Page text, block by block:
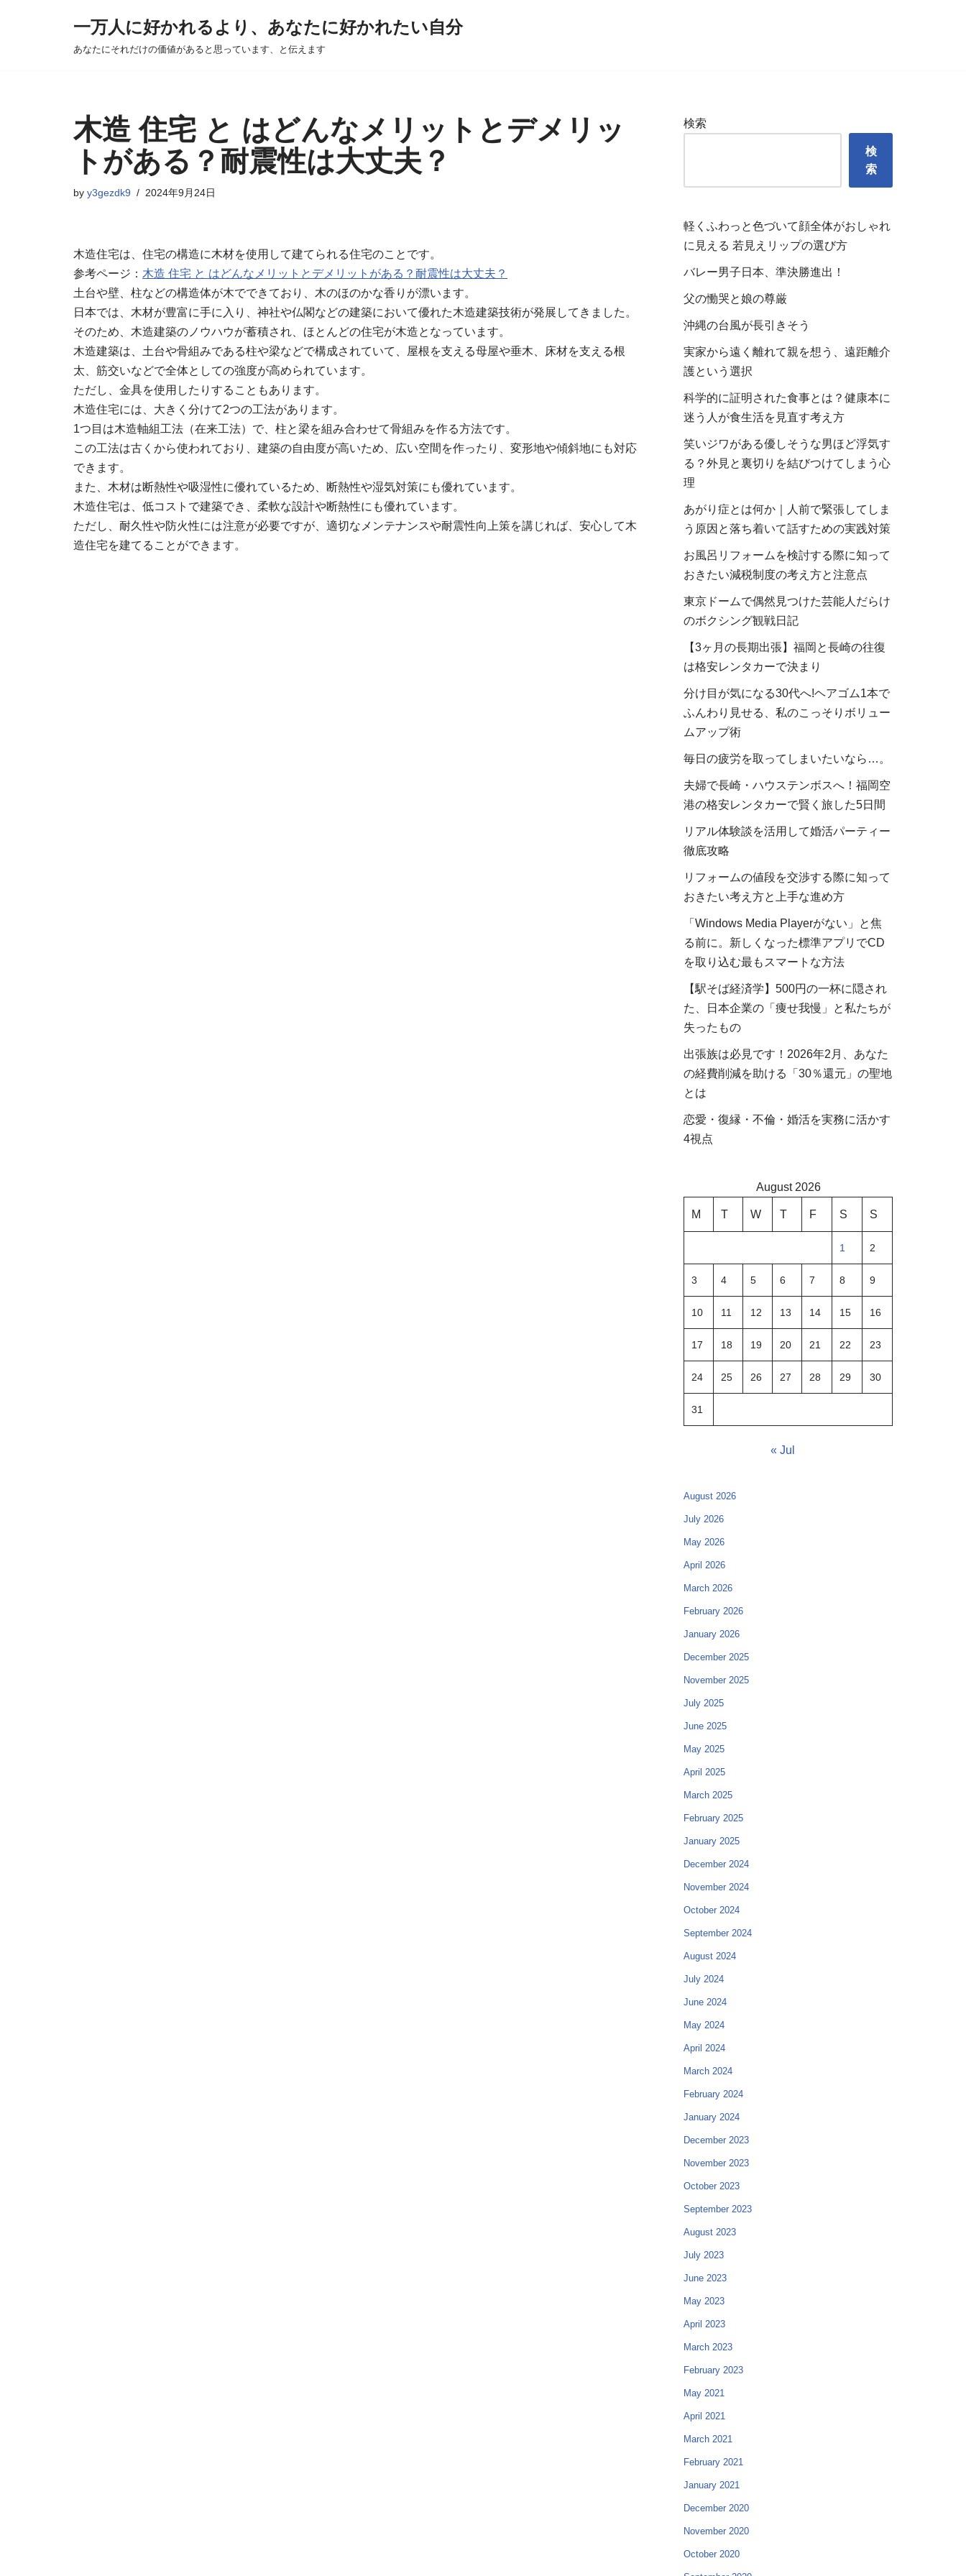
一万人に好かれるより、あなたに好かれたい自分
あなたにそれだけの価値があると思っています、と伝えます
木造 住宅 と はどんなメリットとデメリッ
トがある？耐震性は大丈夫？
by y3gezdk9 2024年9月24日
木造住宅は、住宅の構造に木材を使用して建てられる住宅のことです。
参考ページ： 木造 住宅 と はどんなメリットとデメリットがある？耐震性は大丈夫？
土台や壁、柱などの構造体が木でできており、木のほのかな香りが漂います。
日本では、木材が豊富に手に入り、神社や仏閣などの建築において優れた木造建築技術が発展してきました。
そのため、木造建築のノウハウが蓄積され、ほとんどの住宅が木造となっています。
木造建築は、土台や骨組みである柱や梁などで構成されていて、屋根を支える母屋や垂木、床材を支える根
太、筋交いなどで全体としての強度が高められています。
ただし、金具を使用したりすることもあります。
木造住宅には、大きく分けて2つの工法があります。
1つ目は木造軸組工法（在来工法）で、柱と梁を組み合わせて骨組みを作る方法です。
この工法は古くから使われており、建築の自由度が高いため、広い空間を作ったり、変形地や傾斜地にも対応
できます。
また、木材は断熱性や吸湿性に優れているため、断熱性や湿気対策にも優れています。
木造住宅は、低コストで建築でき、柔軟な設計や断熱性にも優れています。
ただし、耐久性や防火性には注意が必要ですが、適切なメンテナンスや耐震性向上策を講じれば、安心して木
造住宅を建てることができます。
検索
検
索
軽くふわっと色づいて顔全体がおしゃれ
に見える 若見えリップの選び方
バレー男子日本、準決勝進出！
父の慟哭と娘の尊厳
沖縄の台風が長引きそう
実家から遠く離れて親を想う、遠距離介
護という選択
科学的に証明された食事とは？健康本に
迷う人が食生活を見直す考え方
笑いジワがある優しそうな男ほど浮気す
る？外見と裏切りを結びつけてしまう心
理
あがり症とは何か｜人前で緊張してしま
う原因と落ち着いて話すための実践対策
お風呂リフォームを検討する際に知って
おきたい減税制度の考え方と注意点
東京ドームで偶然見つけた芸能人だらけ
のボクシング観戦日記
【3ヶ月の長期出張】福岡と長崎の往復
は格安レンタカーで決まり
分け目が気になる30代へ!ヘアゴム1本で
ふんわり見せる、私のこっそりボリュー
ムアップ術
毎日の疲労を取ってしまいたいなら…。
夫婦で長崎・ハウステンボスへ！福岡空
港の格安レンタカーで賢く旅した5日間
リアル体験談を活用して婚活パーティー
徹底攻略
リフォームの値段を交渉する際に知って
おきたい考え方と上手な進め方
「Windows Media Playerがない」と焦
る前に。新しくなった標準アプリでCD
を取り込む最もスマートな方法
【駅そば経済学】500円の一杯に隠され
た、日本企業の「痩せ我慢」と私たちが
失ったもの
出張族は必見です！2026年2月、あなた
の経費削減を助ける「30％還元」の聖地
とは
恋愛・復縁・不倫・婚活を実務に活かす
4視点
August 2026
M T W T F S S
1 2
3 4 5 6 7 8 9
10 11 12 13 14 15 16
17 18 19 20 21 22 23
24 25 26 27 28 29 30
31
« Jul
August 2026
July 2026
May 2026
April 2026
March 2026
February 2026
January 2026
December 2025
November 2025
July 2025
June 2025
May 2025
April 2025
March 2025
February 2025
January 2025
December 2024
November 2024
October 2024
September 2024
August 2024
July 2024
June 2024
May 2024
April 2024
March 2024
February 2024
January 2024
December 2023
November 2023
October 2023
September 2023
August 2023
July 2023
June 2023
May 2023
April 2023
March 2023
February 2023
May 2021
April 2021
March 2021
February 2021
January 2021
December 2020
November 2020
October 2020